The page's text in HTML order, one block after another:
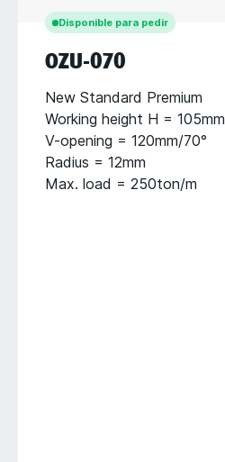
Disponible para pedir
OZU-070
New Standard Premium
Working height H = 105mm
V-opening = 120mm/70°
Radius = 12mm
Max. load = 250ton/m